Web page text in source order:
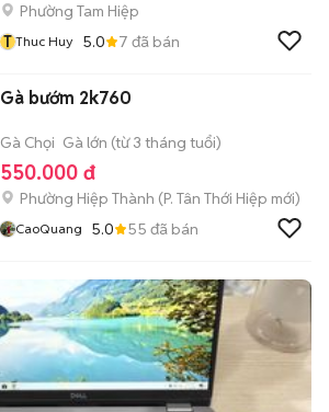
Phường Tam Hiệp
T Thuc Huy 5.0 7 đã bán
Gà bướm 2k760
Gà Chọi Gà lớn (từ 3 tháng tuổi)
550.000 đ
Phường Hiệp Thành (P. Tân Thới Hiệp mới)
CaoQuang 5.0 55 đã bán